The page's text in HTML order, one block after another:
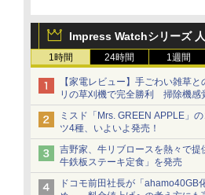
Impress Watchシリーズ
1時間 24時間 1週間
【家電レビュー】手ごわい雑草と
リの草刈機で完全勝利 掃除機感
ミスド「Mrs. GREEN APPLE」
ツ4種、いよいよ発売！
吉野家、牛リブロースを熱々で提
牛鉄板ステーキ定食」を発売
ドコモ前田社長が「ahamo40GB